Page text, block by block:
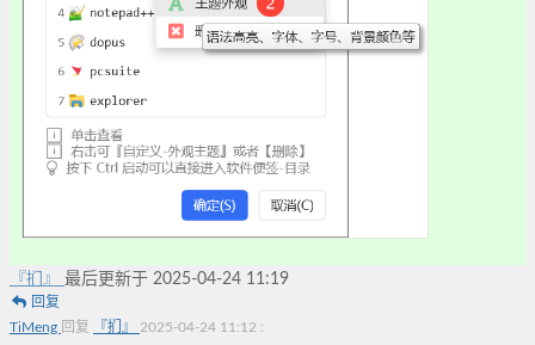
『扪』 最后更新于 2025-04-24 11:19
回复
TiMeng 回复 『扪』 2025-04-24 11:12 :